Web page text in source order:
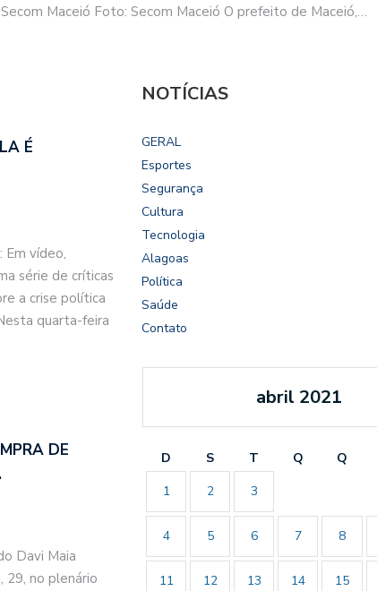
Maceió Foto: Secom Maceió O prefeito de Maceió,…
É
Em vídeo,
série de críticas
a crise política
quarta-feira
DE
Davi Maia
29, no plenário
NOTÍCIAS
GERAL
Esportes
Segurança
Cultura
Tecnologia
Alagoas
Política
Saúde
Contato
abril 2021
D S T Q Q
1
2 3
4 5 6 7 8
11 12 13 14 15